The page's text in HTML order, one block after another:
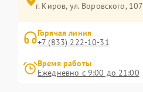
г. Киров, ул. Воровского, 107
Горячая линия
+7 (833) 222-10-31
Время работы
Ежедневно с 9:00 до 21:00